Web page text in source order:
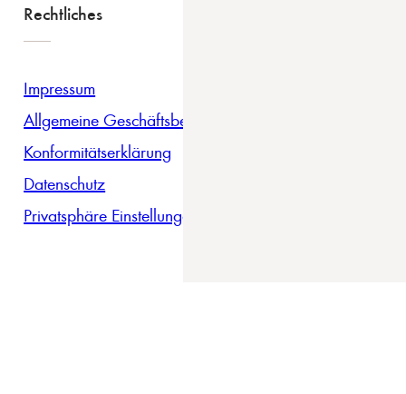
Rechtliches
Impressum
Allgemeine Geschäftsbedingungen
Konformitätserklärung
Datenschutz
Privatsphäre Einstellungen